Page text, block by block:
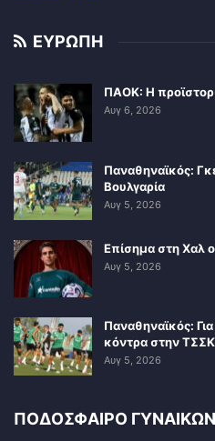
ΕΥΡΩΠΗ
ΠΑΟΚ: Η
Αυγ 6, 2026
Παναθηναϊκός:
Βουλγαρία
Αυγ 5, 2026
Επίσημα στη Χαλ
Αυγ 5, 2026
Παναθηναϊκός:
κόντρα στην
Αυγ 5, 2026
ΠΟΔΟΣΦΑΙΡΟ ΓΥΝΑΙΚΩΝ